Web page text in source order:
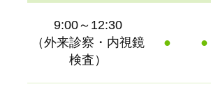
9:00～12:30
（外来診察・内視鏡
検査）
● ●